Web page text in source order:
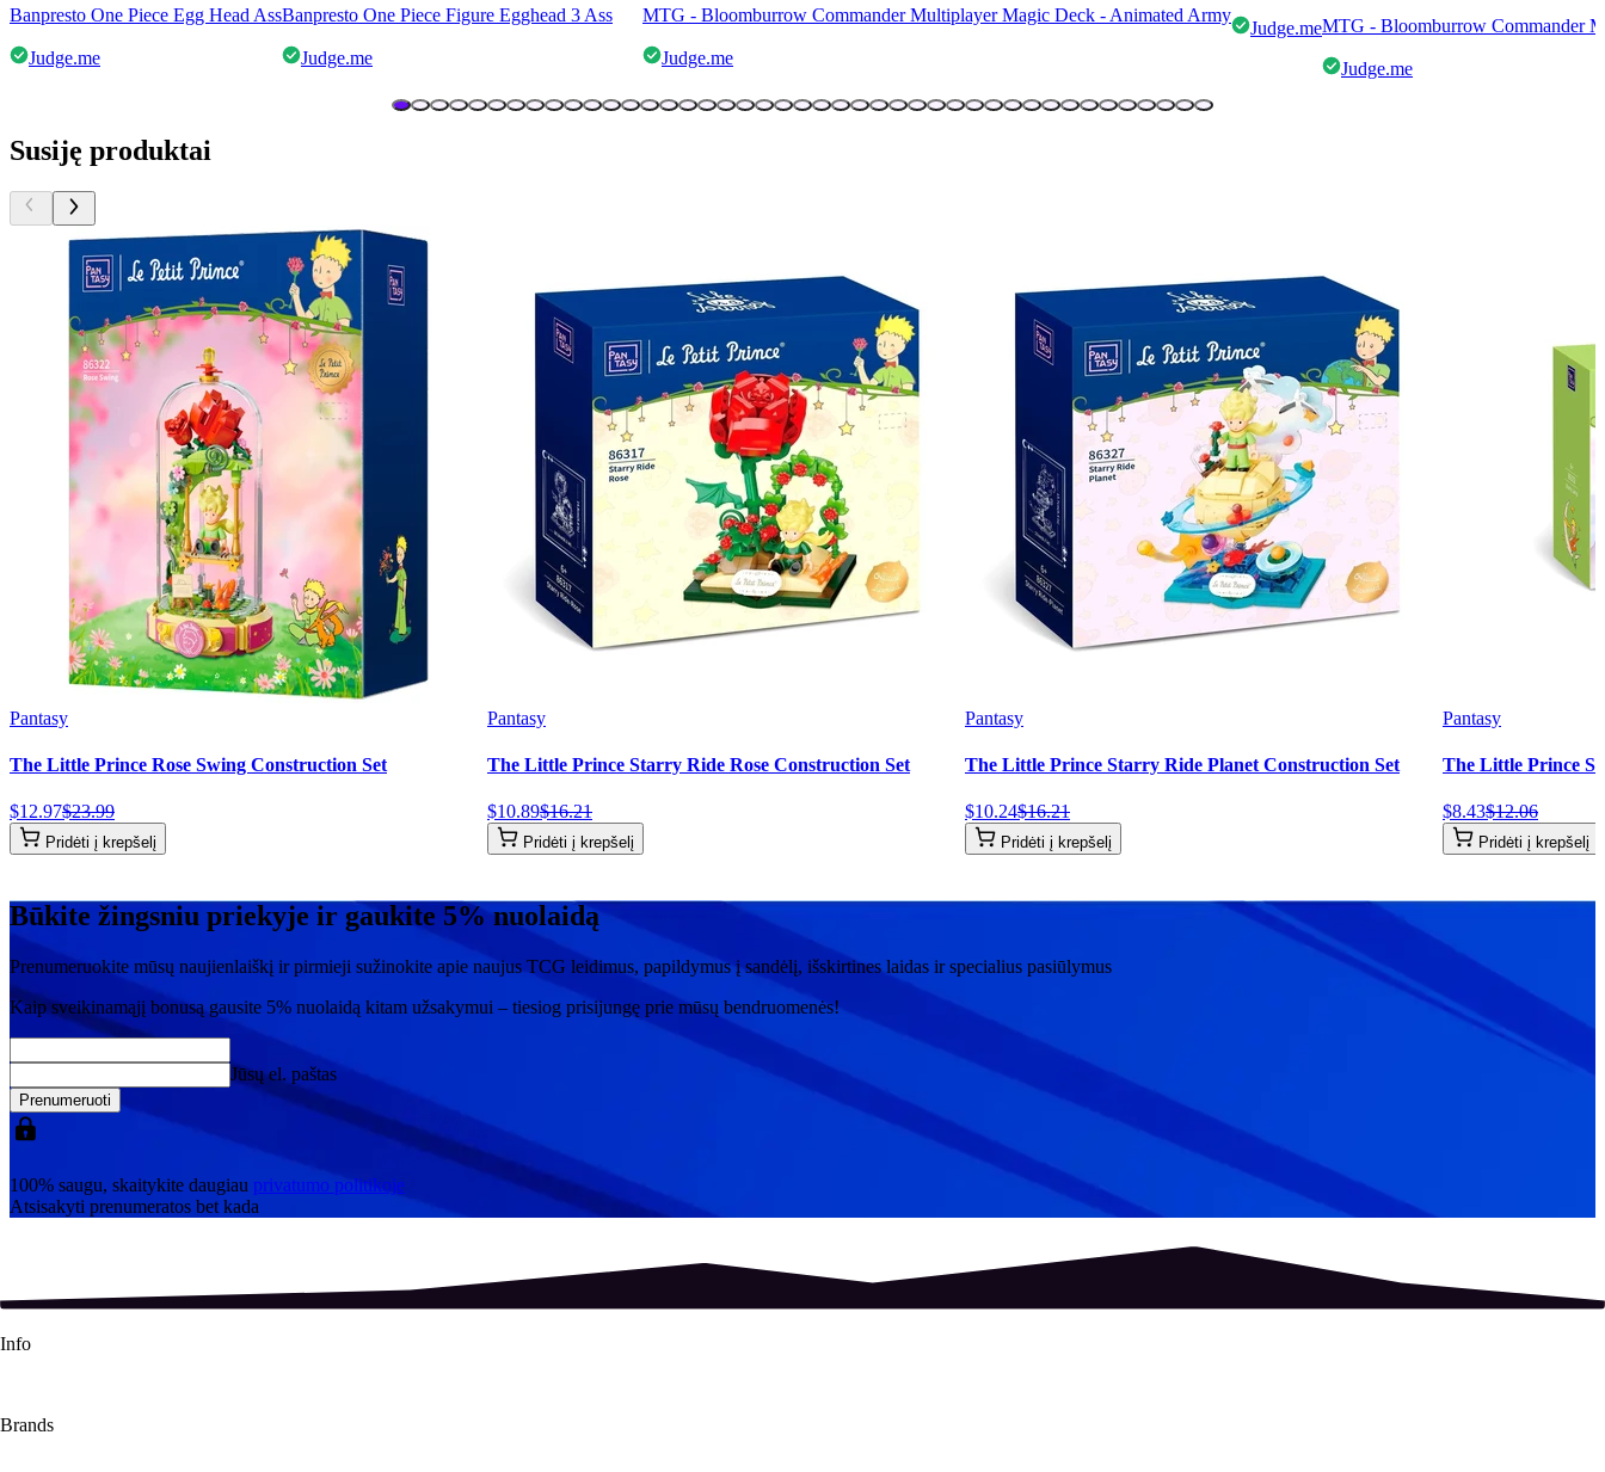
Banpresto One Piece Egg Head Ass
Judge.me
Banpresto One Piece Figure Egghead 3 Ass
Judge.me
MTG - Bloomburrow Commander Multiplayer Magic Deck - Animated Army
Judge.me
Judge.meMTG - Bloomburrow Commander
Judge.me
Susiję produktai
Pantasy
The Little Prince Rose Swing Construction Set
$12.97$23.99
Pridėti į krepšelį
Pantasy
The Little Prince Starry Ride Rose Construction Set
$10.89$16.21
Pridėti į krepšelį
Pantasy
The Little Prince Starry Ride Planet Construction Set
$10.24$16.21
Pridėti į krepšelį
Pantasy
The Little Prince
$8.43$12.06
Pridėti į krepšelį
Būkite žingsniu priekyje ir gaukite 5% nuolaidą
Prenumeruokite mūsų naujienlaiškį ir pirmieji sužinokite apie naujus TCG leidimus, papildymus į sandėlį, išskirtines laidas ir specialius pasiūlymus
Kaip sveikinamąjį bonusą gausite 5% nuolaidą kitam užsakymui – tiesiog prisijungę prie mūsų bendruomenės!
Jūsų el. paštas
Prenumeruoti
100% saugu, skaitykite daugiau privatumo politikoje
Atsisakyti prenumeratos bet kada
Info
Brands